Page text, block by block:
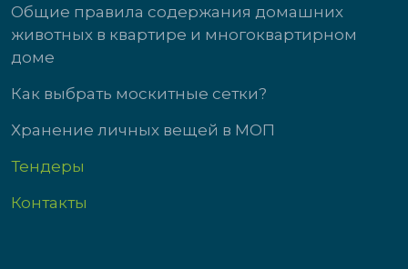
Общие правила содержания домашних
животных в квартире и многоквартирном
доме
Как выбрать москитные сетки?
Хранение личных вещей в МОП
Тендеры
Контакты